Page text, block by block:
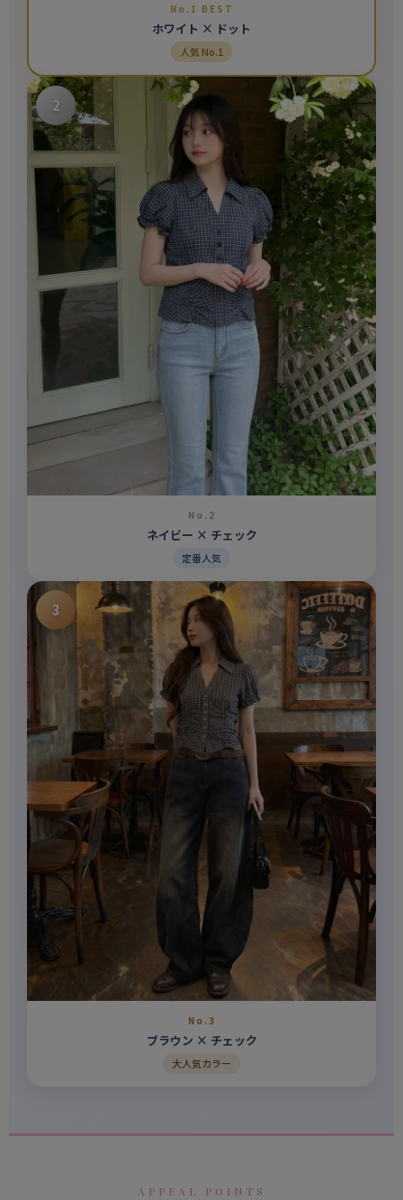
No.1 BEST
ホワイト × ドット
人気 No.1
2
No.2
ネイビー × チェック
定番人気
3
No.3
ブラウン × チェック
大人気カラー
APPEAL POINTS